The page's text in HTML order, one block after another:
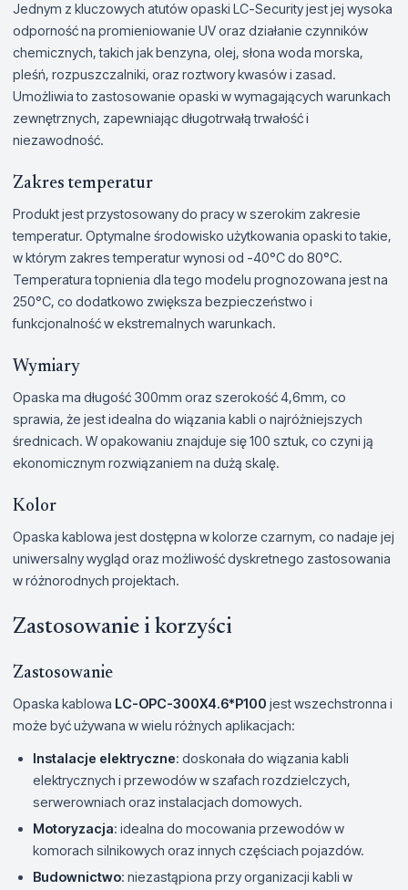
Jednym z kluczowych atutów opaski LC-Security jest jej wysoka
odporność na promieniowanie UV oraz działanie czynników
chemicznych, takich jak benzyna, olej, słona woda morska,
pleśń, rozpuszczalniki, oraz roztwory kwasów i zasad.
Umożliwia to zastosowanie opaski w wymagających warunkach
zewnętrznych, zapewniając długotrwałą trwałość i
niezawodność.
Zakres temperatur
Produkt jest przystosowany do pracy w szerokim zakresie
temperatur. Optymalne środowisko użytkowania opaski to takie,
w którym zakres temperatur wynosi od -40°C do 80°C.
Temperatura topnienia dla tego modelu prognozowana jest na
250°C, co dodatkowo zwiększa bezpieczeństwo i
funkcjonalność w ekstremalnych warunkach.
Wymiary
Opaska ma długość 300mm oraz szerokość 4,6mm, co
sprawia, że jest idealna do wiązania kabli o najróżniejszych
średnicach. W opakowaniu znajduje się 100 sztuk, co czyni ją
ekonomicznym rozwiązaniem na dużą skalę.
Kolor
Opaska kablowa jest dostępna w kolorze czarnym, co nadaje jej
uniwersalny wygląd oraz możliwość dyskretnego zastosowania
w różnorodnych projektach.
Zastosowanie i korzyści
Zastosowanie
Opaska kablowa LC-OPC-300X4.6*P100 jest wszechstronna i
może być używana w wielu różnych aplikacjach:
Instalacje elektryczne: doskonała do wiązania kabli
elektrycznych i przewodów w szafach rozdzielczych,
serwerowniach oraz instalacjach domowych.
Motoryzacja: idealna do mocowania przewodów w
komorach silnikowych oraz innych częściach pojazdów.
Budownictwo: niezastąpiona przy organizacji kabli w